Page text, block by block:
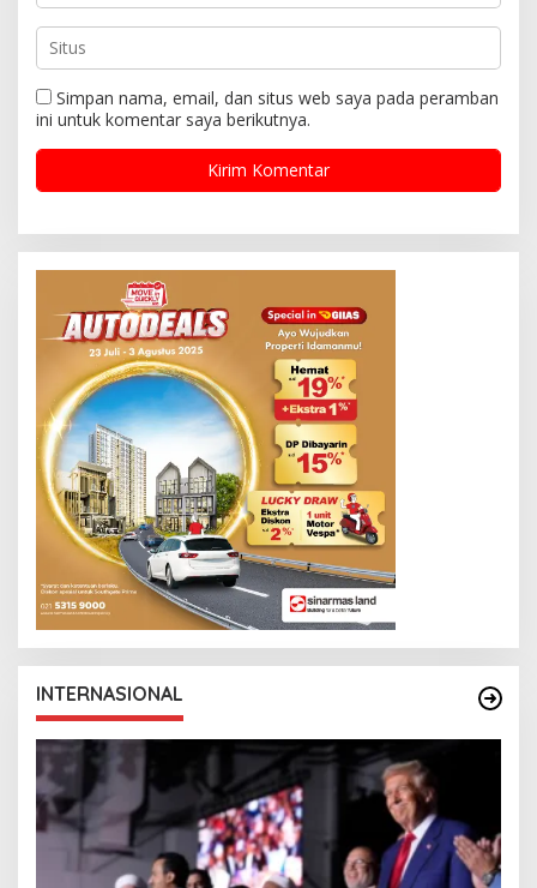
Simpan nama, email, dan situs web saya pada peramban
ini untuk komentar saya berikutnya.
INTERNASIONAL